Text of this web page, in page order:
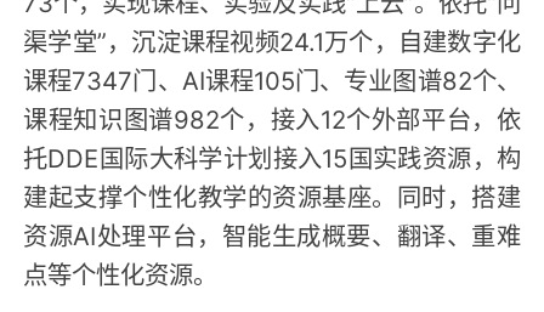
渠学堂”，沉淀课程视频24.1万个，自建数字化
课程7347门、AI课程105门、专业图谱82个、
课程知识图谱982个，接入12个外部平台，依
托DDE国际大科学计划接入15国实践资源，构
建起支撑个性化教学的资源基座。同时，搭建
资源AI处理平台，智能生成概要、翻译、重难
点等个性化资源。